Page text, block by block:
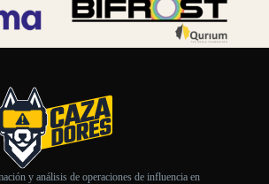
y análisis de operaciones de influencia en